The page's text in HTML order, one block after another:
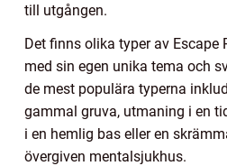
till utgången.
Det finns olika typer av Escape
med sin egen unika tema och
de mest populära typerna
gammal gruva, utmaning i en
i en hemlig bas eller en
övergiven mentalsjukhus.